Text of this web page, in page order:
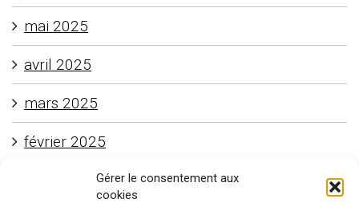
Gérer le consentement aux
cookies
mai 2025
avril 2025
mars 2025
février 2025
janvier 2025